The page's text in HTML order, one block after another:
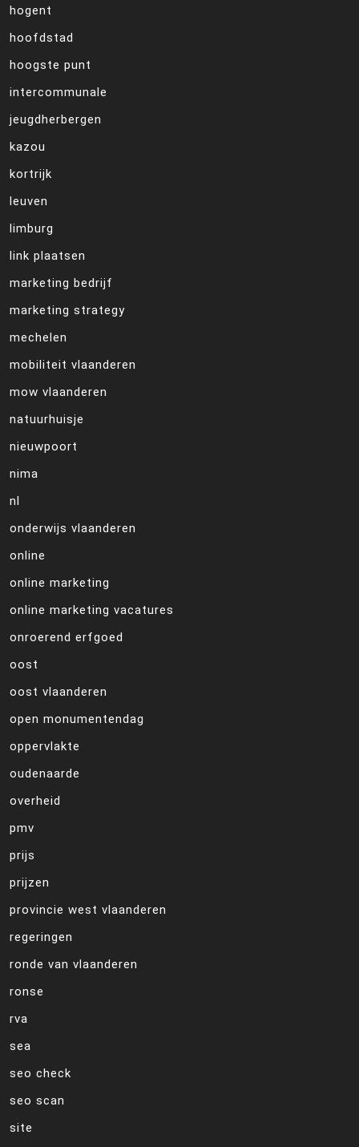
hogent
hoofdstad
hoogste punt
intercommunale
jeugdherbergen
kazou
kortrijk
leuven
limburg
link plaatsen
marketing bedrijf
marketing strategy
mechelen
mobiliteit vlaanderen
mow vlaanderen
natuurhuisje
nieuwpoort
nima
nl
onderwijs vlaanderen
online
online marketing
online marketing vacatures
onroerend erfgoed
oost
oost vlaanderen
open monumentendag
oppervlakte
oudenaarde
overheid
pmv
prijs
prijzen
provincie west vlaanderen
regeringen
ronde van vlaanderen
ronse
rva
sea
seo check
seo scan
site